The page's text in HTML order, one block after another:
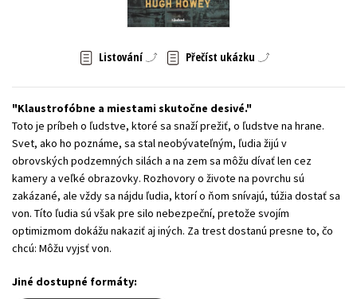
Zahraniční literatura
Všechny tituly
Listování Přečíst ukázku
Klaustrofóbne a miestami skutočne desivé.
Toto je príbeh o ľudstve, ktoré sa snaží prežiť, o ľudstve na hrane.
Svet, ako ho poznáme, sa stal neobývateľným, ľudia žijú v
obrovských podzemných silách a na zem sa môžu dívať len cez
kamery a veľké obrazovky. Rozhovory o živote na povrchu sú
zakázané, ale vždy sa nájdu ľudia, ktorí o ňom snívajú, túžia dostať sa
von. Títo ľudia sú však pre silo nebezpeční, pretože svojím
optimizmom dokážu nakaziť aj iných. Za trest dostanú presne to, čo
chcú: Môžu vyjsť von.
Jiné dostupné formáty: